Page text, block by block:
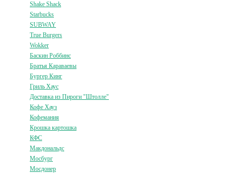
Shake Shack
Starbucks
SUBWAY
True Burgers
Wokker
Баскин Роббинс
Братья Караваевы
Бургер Кинг
Гриль Хаус
Доставка из Пироги "Штолле"
Кофе Хауз
Кофемания
Крошка картошка
КФС
Макдональдс
Мосбург
Мосдонер